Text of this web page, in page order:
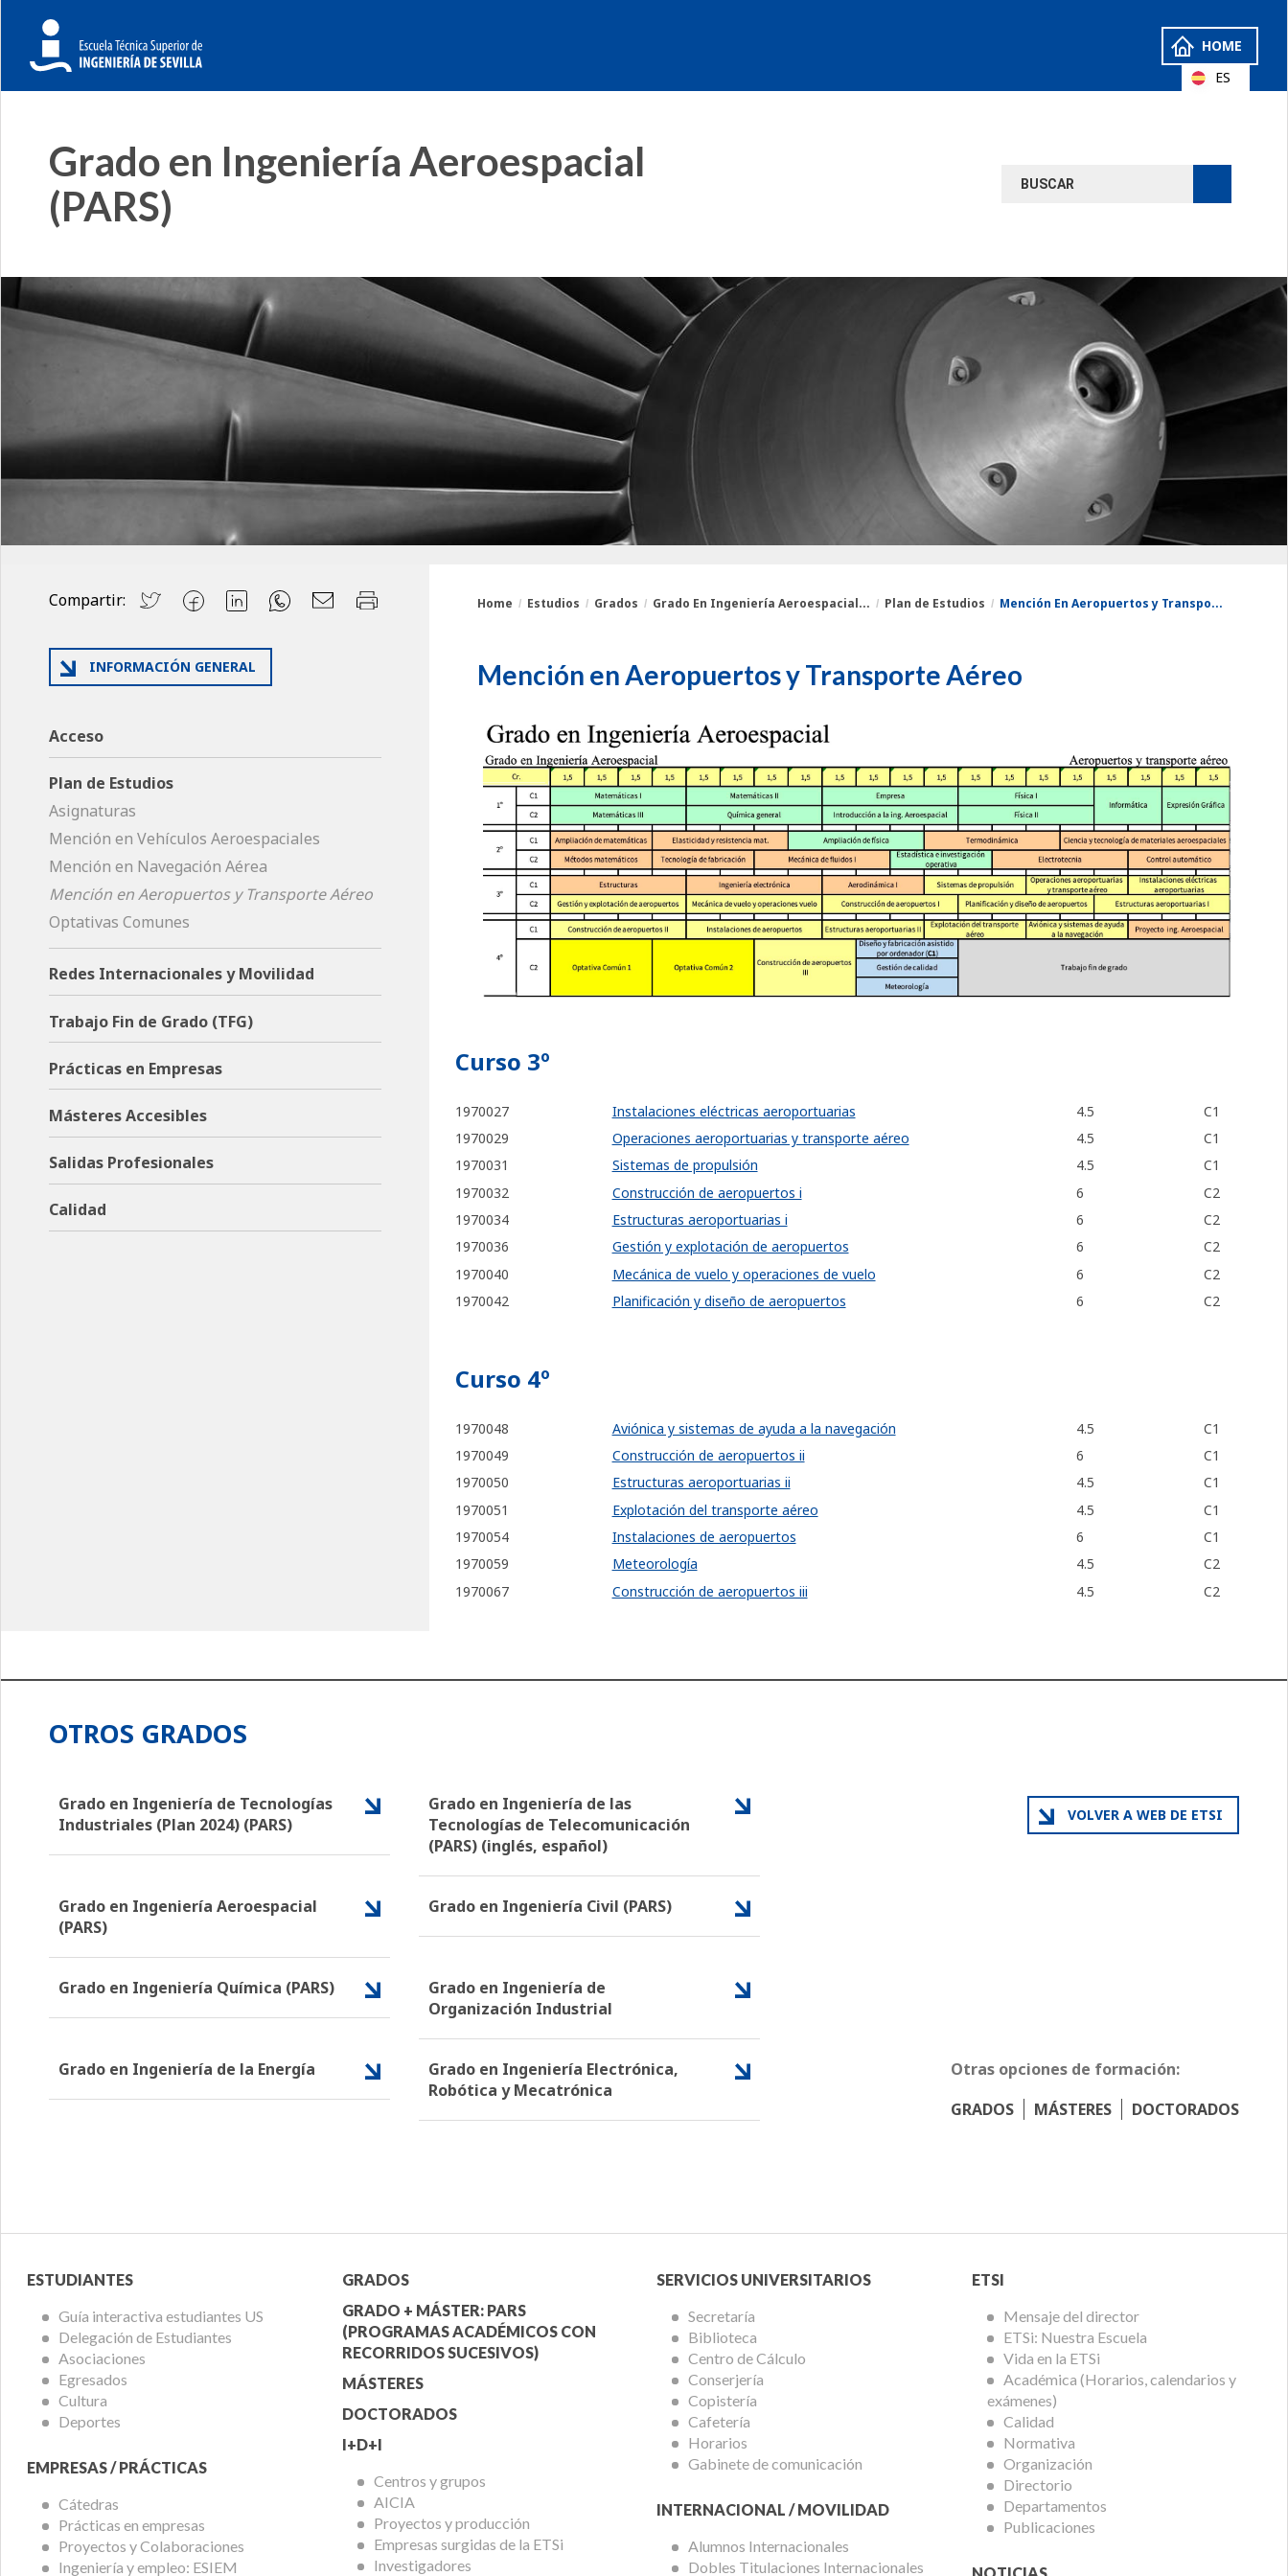
HOME
Grado en Ingeniería Aeroespacial
(PARS)
are
Home Estudios Grados Grado En Ingeniería Aeroespacial... Plan de Estudios Mención En Aeropuertos y Transpo...
Mención en Aeropuertos y Transporte Aéreo
Curso 3º
1970027 Instalaciones eléctricas aeroportuarias 4.5
C1
1970029
Operaciones aeroportuarias y transporte aéreo 4.5
C1
1970031
Sistemas de propulsión 4.5
C1
1970032
Construcción de aeropuertos i 6
C2
1970034
Estructuras aeroportuarias i 6
C2
1970036
Gestión y explotación de aeropuertos 6
C2
1970040
Mecánica de vuelo y operaciones de vuelo 6
C2
1970042
Planificación y diseño de aeropuertos 6 C2
Curso 4º
1970048 Aviónica y sistemas de ayuda a la navegación 4.5
C1
1970049
Construcción de aeropuertos ii 6
C1
1970050
Estructuras aeroportuarias ii 4.5
C1
1970051
Explotación del transporte aéreo 4.5
C1
1970054
Instalaciones de aeropuertos 6
C1
1970059
Meteorología 4.5
C2
1970067
Construcción de aeropuertos iii 4.5 C2
Compartir:
INFORMACIÓN GENERAL
Acceso
Plan de Estudios
Asignaturas
Mención en Vehículos Aeroespaciales
Mención en Navegación Aérea
Mención en Aeropuertos y Transporte Aéreo
Optativas Comunes
Redes Internacionales y Movilidad
Trabajo Fin de Grado (TFG)
Prácticas en Empresas
Másteres Accesibles
Salidas Profesionales
Calidad
OTROS GRADOS
Grado en Ingeniería de Tecnologías
Industriales (Plan 2024) (PARS)
Grado en Ingeniería de las
Tecnologías de Telecomunicación
(PARS) (inglés, español)
Grado en Ingeniería Aeroespacial
(PARS)
Grado en Ingeniería Civil (PARS)
Grado en Ingeniería Química (PARS)
Grado en Ingeniería de
Organización Industrial
Grado en Ingeniería de la Energía
Grado en Ingeniería Electrónica,
Robótica y Mecatrónica
VOLVER A WEB DE ETSI
Otras opciones de formación:
GRADOS
MÁSTERES DOCTORADOS
Menú
Alumnos
ESTUDIANTES
Guía interactiva estudiantes US
Delegación de Estudiantes
Asociaciones
Egresados
Cultura
Deportes
EMPRESAS / PRÁCTICAS
Cátedras
Prácticas en empresas
Proyectos y Colaboraciones
Ingeniería y empleo: ESIEM
Menú
Oferta
Académica
GRADOS
GRADO + MÁSTER: PARS
(PROGRAMAS ACADÉMICOS CON
RECORRIDOS SUCESIVOS)
MÁSTERES
DOCTORADOS
I+D+I
Centros y grupos
AICIA
Proyectos y producción
Empresas surgidas de la ETSi
Investigadores
Menú
Servicios
Universitarios
SERVICIOS UNIVERSITARIOS
Secretaría
Biblioteca
Centro de Cálculo
Conserjería
Copistería
Cafetería
Horarios
Gabinete de comunicación
INTERNACIONAL / MOVILIDAD
Alumnos Internacionales
Dobles Titulaciones Internacionales
Menú
ETSi
ETSI
Mensaje del director
ETSi: Nuestra Escuela
Vida en la ETSi
Académica (Horarios, calendarios y
exámenes)
Calidad
Normativa
Organización
Directorio
Departamentos
Publicaciones
NOTICIAS
ES